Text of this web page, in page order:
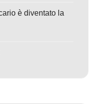
è diventato la